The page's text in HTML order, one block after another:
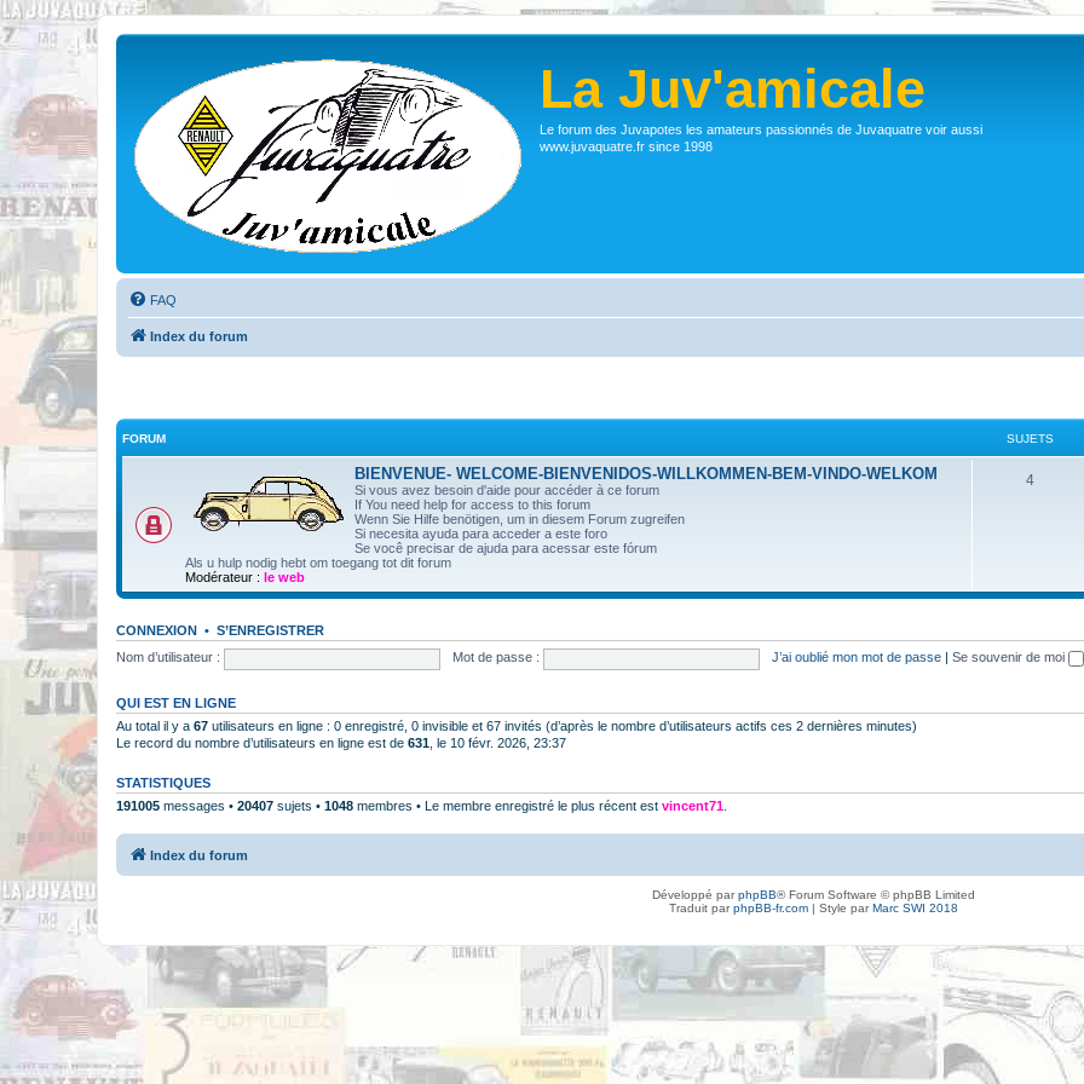
La Juv'amicale
Le forum des Juvapotes les amateurs passionnés de Juvaquatre voir aussi
www.juvaquatre.fr since 1998
FAQ
Index du forum
FORUM SUJETS
BIENVENUE- WELCOME-BIENVENIDOS-WILLKOMMEN-BEM-VINDO-WELKOM
Si vous avez besoin d'aide pour accéder à ce forum
If You need help for access to this forum
Wenn Sie Hilfe benötigen, um in diesem Forum zugreifen
Si necesita ayuda para acceder a este foro
Se você precisar de ajuda para acessar este fórum
Als u hulp nodig hebt om toegang tot dit forum
Modérateur : le web
4
CONNEXION • S’ENREGISTRER
Nom d’utilisateur :
Mot de passe : J’ai oublié mon mot de passe Se souvenir de moi
QUI EST EN LIGNE
Au total il y a 67 utilisateurs en ligne : 0 enregistré, 0 invisible et 67 invités (d’après le nombre d’utilisateurs actifs ces 2 dernières minutes)
Le record du nombre d’utilisateurs en ligne est de 631 , le 10 févr. 2026, 23:37
STATISTIQUES
191005 messages • 20407 sujets • 1048 membres • Le membre enregistré le plus récent est vincent71
Index du forum
Développé parphpBB® Forum Software © phpBB Limited
Traduit parphpBB-fr.com| Style parMarc SWI 2018